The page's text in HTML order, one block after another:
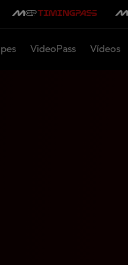
VideoPass Vídeos